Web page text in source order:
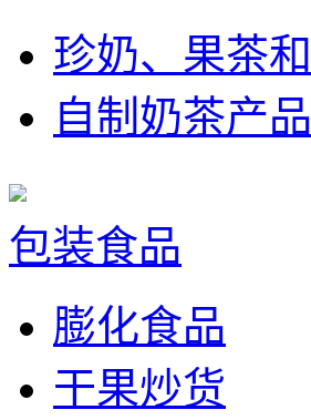
珍奶、果茶
自制奶茶产品
包装食品
膨化食品
干果炒货